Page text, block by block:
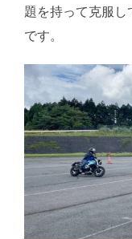
題を持って克服し
です。